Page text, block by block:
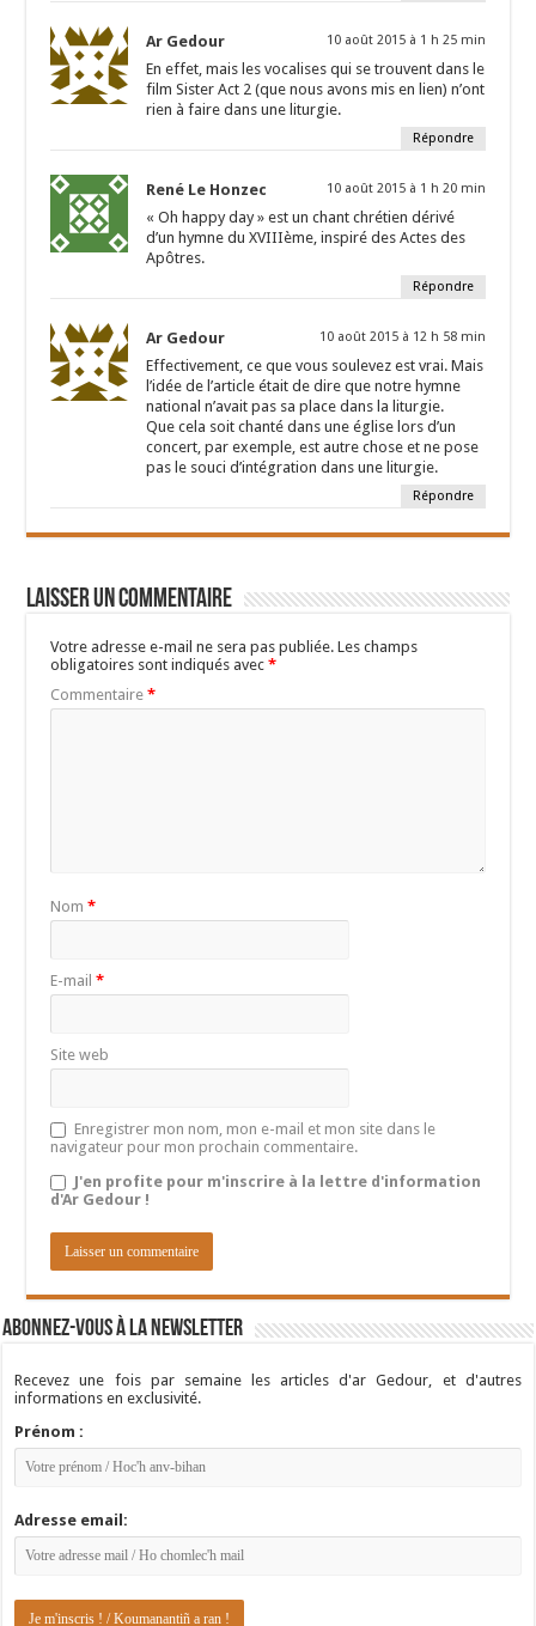
Ar Gedour 10 août 2015 à 1 h 25 min
En effet, mais les vocalises qui se trouvent dans le
film Sister Act 2 (que nous avons mis en lien) n’ont
rien à faire dans une liturgie.
Répondre
René Le Honzec 10 août 2015 à 1 h 20 min
« Oh happy day » est un chant chrétien dérivé
d’un hymne du XVIIIème, inspiré des Actes des
Apôtres.
Répondre
Ar Gedour 10 août 2015 à 12 h 58 min
Effectivement, ce que vous soulevez est vrai. Mais
l’idée de l’article était de dire que notre hymne
national n’avait pas sa place dans la liturgie.
Que cela soit chanté dans une église lors d’un
concert, par exemple, est autre chose et ne pose
pas le souci d’intégration dans une liturgie.
Répondre
Laisser un commentaire
Votre adresse e-mail ne sera pas publiée. Les champs
obligatoires sont indiqués avec*
Commentaire*
Nom*
E-mail*
Site web
Enregistrer mon nom, mon e-mail et mon site dans le
navigateur pour mon prochain commentaire.
J'en profite pour m'inscrire à la lettre d'information
d'Ar Gedour !
Abonnez-vous à la newsletter
Recevez une fois par semaine les articles d'ar Gedour, et d'autres
informations en exclusivité.
Prénom :
Adresse email: